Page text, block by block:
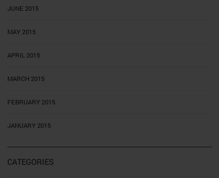
JUNE 2015
MAY 2015
APRIL 2015
MARCH 2015
FEBRUARY 2015
JANUARY 2015
CATEGORIES